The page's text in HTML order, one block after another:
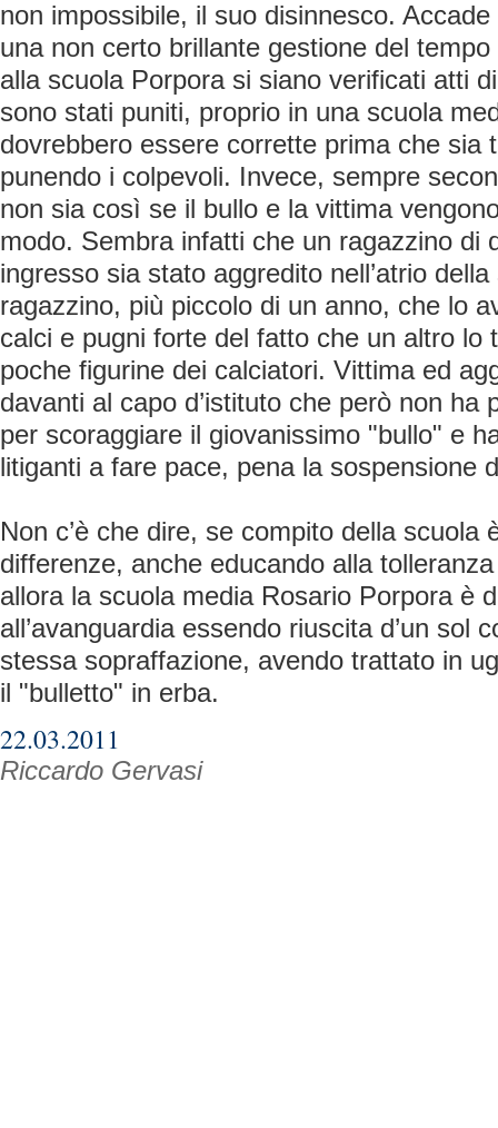
non impossibile, il suo disinnesco.
una non certo brillante gestione del
alla scuola Porpora si siano verificati atti
sono stati puniti, proprio in una scuola
dovrebbero essere corrette prima che sia
punendo i colpevoli. Invece, sempre
non sia così se il bullo e la vittima
modo. Sembra infatti che un ragazzino di
ingresso sia stato aggredito nell’atrio
ragazzino, più piccolo di un anno, che lo
calci e pugni forte del fatto che un altro lo
poche figurine dei calciatori. Vittima ed
davanti al capo d’istituto che però non ha
per scoraggiare il giovanissimo "bullo" e
litiganti a fare pace, pena la sospensione
Non c’è che dire, se compito della scuola
differenze, anche educando alla
allora la scuola media Rosario Porpora è
all’avanguardia essendo riuscita d’un sol
stessa sopraffazione, avendo trattato in
il "bulletto" in erba.
22.03.2011
Riccardo Gervasi